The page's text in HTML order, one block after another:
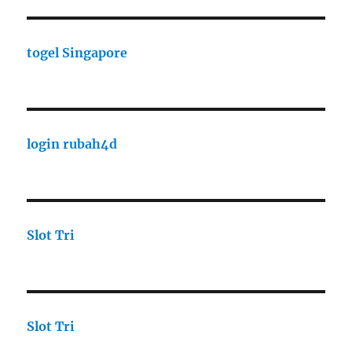
togel Singapore
login rubah4d
Slot Tri
Slot Tri